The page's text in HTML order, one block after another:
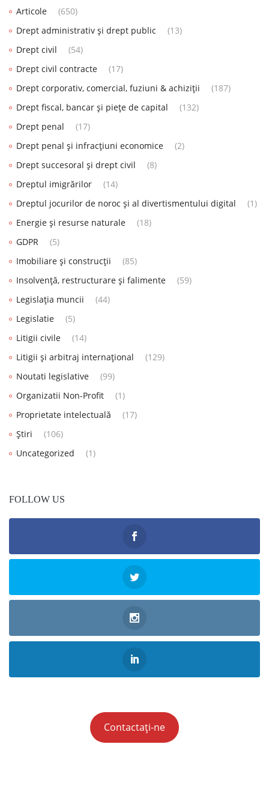
Articole
(650)
Drept administrativ și drept public
(13)
Drept civil
(54)
Drept civil contracte
(17)
Drept corporativ, comercial, fuziuni & achiziții
(187)
Drept fiscal, bancar și piețe de capital
(132)
Drept penal
(17)
Drept penal și infracțiuni economice
(2)
Drept succesoral și drept civil
(8)
Dreptul imigrărilor
(14)
Dreptul jocurilor de noroc și al divertismentului digital
(1)
Energie și resurse naturale
(18)
GDPR
(5)
Imobiliare și construcții
(85)
Insolvență, restructurare și falimente
(59)
Legislația muncii
(44)
Legislatie
(5)
Litigii civile
(14)
Litigii și arbitraj internațional
(129)
Noutati legislative
(99)
Organizatii Non-Profit
(1)
Proprietate intelectuală
(17)
Știri
(106)
Uncategorized
(1)
FOLLOW US
Contactați-ne